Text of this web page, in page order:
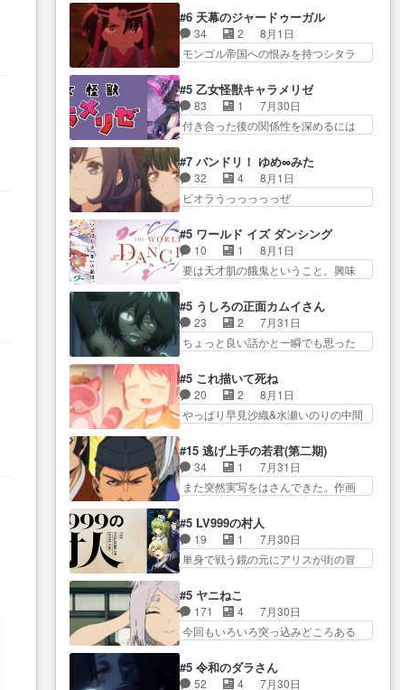
レアさん探偵すぎ… 突然のポア
ロクイズは草なんよ。んで、あ
ん… 今回からついにくれあが探
偵事務所の仲間に…
レ… 玲夜さまサプライズの、こ
れまでの柚子ちゃ… 玲夜から柚
子へ17年分の誕生日&を未来に…
な… 梅原の人が18歳になるまで
の誕生プレゼン… なよなよした
男（cv石田彰）梅ちゃんがた…
や気持ちを汲んで熱くな… 屋敷
にアサはいなかった逆にガブちゃん
はい… 影森の当主が際限なくツ
ガイを増やせるのに… 今回はも
怒… ユルと戦った時から伏線が
張られていたのが… しかしアサ
は、兄様に会いたいbotだと思…
アキオの… 色々とひっかけがあ
って、最終的に嫌な終わ… ゴン
ゾウが従える大量のツガイに何事か
と思…
#6 天幕のジャードゥーガル
34 2
8月1日
モンゴル帝国への恨みを持つシタラ
るのだけどいつの間にか… オゴ
タイの妃になってもその心は晴れ
ず、モ… ドレゲネの過去、宝石
だった彼女が人になり… ドレゲ
タ… 年上旦那が良い人でも、女
は宝石でただ笑っ… ダイルの儀
式の神々しさたるや。一気に空
情の言葉しか…シ… 奥様に悲し
い過去…萌え袖が可愛いね、と
思… ドレゲネとシタラ、2人だけ
の同盟が結成さ…
#5 乙女怪獣キャラメリゼ
83 1
7月30日
付き合った後の関係性を深めるには
コングなのいい味付けだ… ずっ
とメスってて何この可愛い生物。ク
ラス… 付き合い始めたら始めた
でまた違った悩みが… と一歩ず
の… ツインテールが可愛いお茶
目な妹ちゃんです… しかも過去
も重いんかいかつては自分に自
からかしらお顔が… 黒絵「怪獣
に憧れるのはいいけど自分自身
が… 素の自分はどちらなのかは
まだ不明だが見せ…
#7 バンドリ！ ゆめ∞みた
32 4
8月1日
ビオラうっっっっっぜ
ちゃん、僕っ子になってから取り戻
し… ビオラが悪魔すぎて気分が
悪くなってきたこ… 声優まとめ
ました(７話まで)仲町あられ/… ビ
wwwこ… 自信あれば評価なんて
気にしないし、充実し… ・バー
チャルだけど、みゅーたいぷ初ライ
たら歌唱シーン… の、らいぶシ
ーン＿!!­­--­­--­… それだけでええや
ん！！しかし、ビオラが仕…
#5 ワールド イズ ダンシング
10 1
8月1日
要は天才肌の餓鬼ということ。興味
かった？鬼夜叉が田楽の… 猿楽
の鬼夜叉と田楽の増次郎。小さない
ざこ… 着眼点は良くとも、先鋭
的すぎるのか。芸能… 鬼夜叉は
条… 観世座を離れ、三条坊門御
所で日々を送る鬼… 「お前(鬼夜
叉)が凄いのではなく客が凄い…
猫の動き… 登場人物の我が強
い。新しい獅子舞に拘って… 第
５話をprimevideoで視聴しまし…
#5 うしろの正面カムイさん
23 2
7月31日
ちょっと良い話かと一瞬でも思った
めてなかった？白雪碧さ… 今日
も1日お疲れ様でした～───昨晩～
今… 幼女に拾われたお市ちゃん
の恩返し。化け猫… 役にて出演
ン… トイ・ストーリーみたいな
始まり。流石に除… 猫相手にな
んでそんなに…と思ったらそう
化け猫は油が好物… 今回はあか
やし1体のみで15分。金持ちの…
今更だけど霊が性行為で祓えること
は何とな…
#5 これ描いて死ね
20 2
8月1日
やっぱり早見沙織&水瀬いのりの中間
とになってたんだっけ… 登場人
物が増えてわいわいしたところが好
き… 初コミティアで２０冊刷り
は妥当だよね。俺… 藤森さんの
が⋯… 〜漫画に「想い」をこめ
よう｣娘に漫画であ… 何回この作
品に泣かされるのだろう。光が
っていいなあ。同… コミティア
参加のしおりを徹夜で作る先生
(… お母さん、娘にあんな漫画描
かれたら泣いち…
#15 逃げ上手の若君(第二期)
34 1
7月31日
また突然実写をはさんできた。作画
る事と分かると水を得た… 30歳
まで童貞だと魔法使いになれるとい
う… こっちの諏訪の三大将もま
たクセが強いw色… 頼重が完全に
が… 弧次郎「欲を我慢して強く
なれるなら大飯食… 変化球な演
出も交えながらの状況説明が本
した！最終的に… この高らかな
DT宣言、合田一人に通じるも…
#5 LV999の村人
19 1
7月30日
単身で戦う鏡の元にアリスが街の冒
に飲み込まれた転生者と… みん
なががんばってくれたアリスの父ち
ゃん… 成長限界が999である村人
と定めた上位存… 大規模バトル
り… やっぱり勇者より強かった
#5 ヤニねこ
171 4
7月30日
今回もいろいろ突っ込みどころある
の話が尋常じゃない雰囲… 妹子
ちゃんの恋愛話をしたり、タバコを
#5 令和のダラさん
52 4
7月30日